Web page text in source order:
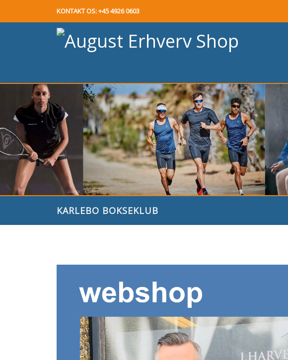
KONTAKT OS: +45 4926 0603
KARLEBO BOKSEKLUB